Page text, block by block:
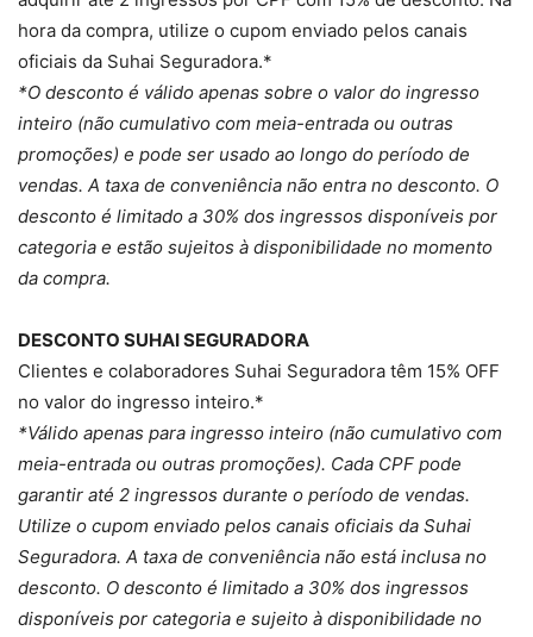
hora da compra, utilize o cupom enviado pelos canais
oficiais da Suhai Seguradora.*
*O desconto é válido apenas sobre o valor do ingresso
inteiro (não cumulativo com meia-entrada ou outras
promoções) e pode ser usado ao longo do período de
vendas. A taxa de conveniência não entra no desconto. O
desconto é limitado a 30% dos ingressos disponíveis por
categoria e estão sujeitos à disponibilidade no momento
da compra.
DESCONTO SUHAI SEGURADORA
Clientes e colaboradores Suhai Seguradora têm 15% OFF
no valor do ingresso inteiro.*
*Válido apenas para ingresso inteiro (não cumulativo com
meia-entrada ou outras promoções). Cada CPF pode
garantir até 2 ingressos durante o período de vendas.
Utilize o cupom enviado pelos canais oficiais da Suhai
Seguradora. A taxa de conveniência não está inclusa no
desconto. O desconto é limitado a 30% dos ingressos
disponíveis por categoria e sujeito à disponibilidade no